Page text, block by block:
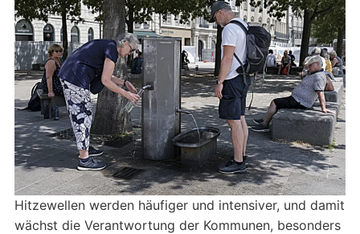
Hitzewellen werden häufiger und intensiver, und damit
wächst die Verantwortung der Kommunen, besonders